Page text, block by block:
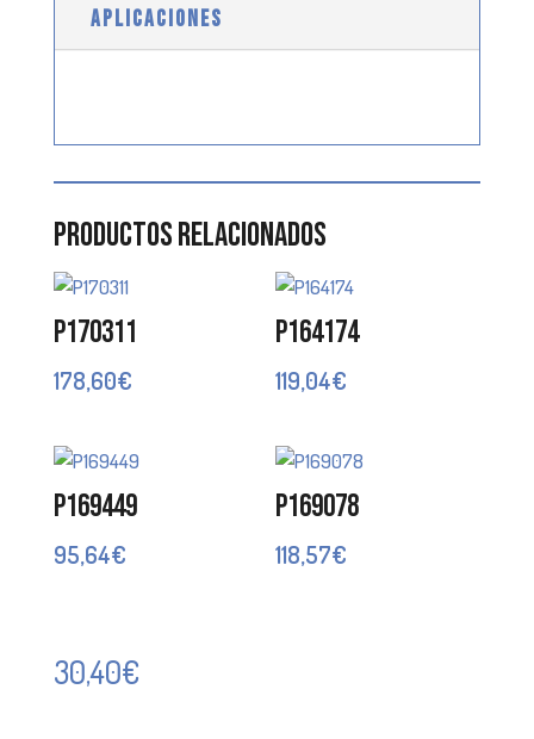
APLICACIONES
Productos relacionados
P170311
178,60€
P164174
119,04€
P169449
95,64€
P169078
118,57€
30,40€